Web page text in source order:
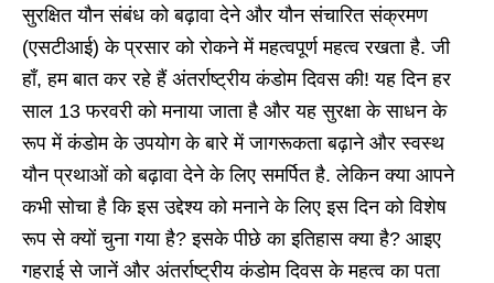
सुरक्षित यौन संबंध को बढ़ावा देने और यौन संचारित संक्रमण
(एसटीआई) के प्रसार को रोकने में महत्वपूर्ण महत्व रखता है. जी
हाँ, हम बात कर रहे हैं अंतर्राष्ट्रीय कंडोम दिवस की! यह दिन हर
साल 13 फरवरी को मनाया जाता है और यह सुरक्षा के साधन के
रूप में कंडोम के उपयोग के बारे में जागरूकता बढ़ाने और स्वस्थ
यौन प्रथाओं को बढ़ावा देने के लिए समर्पित है. लेकिन क्या आपने
कभी सोचा है कि इस उद्देश्य को मनाने के लिए इस दिन को विशेष
रूप से क्यों चुना गया है? इसके पीछे का इतिहास क्या है? आइए
गहराई से जानें और अंतर्राष्ट्रीय कंडोम दिवस के महत्व का पता